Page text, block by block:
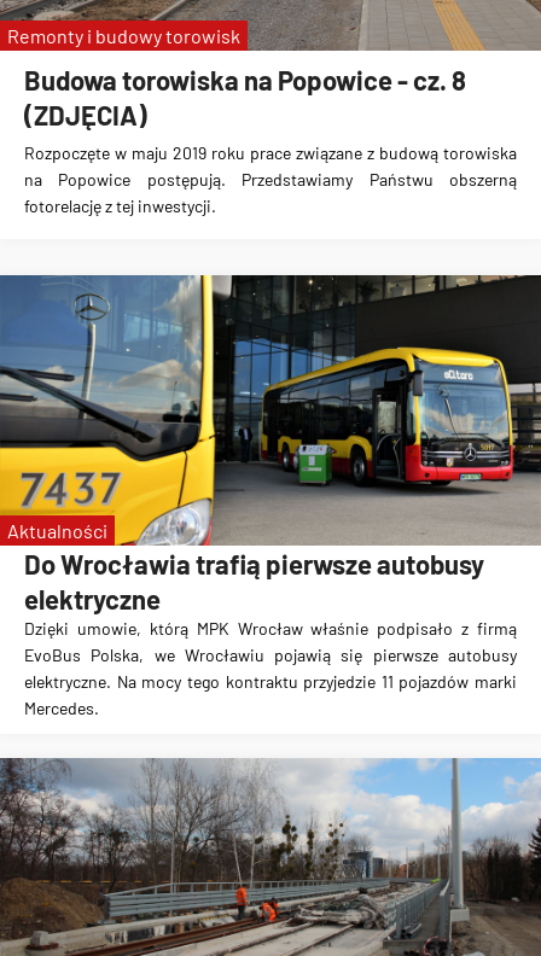
Budowa torowiska na Popowice - cz. 8
(ZDJĘCIA)
Rozpoczęte w maju 2019 roku prace związane z budową torowiska
na Popowice
postępują. Przedstawiamy Państwu obszerną
fotorelację z tej inwestycji.
Remonty i budowy torowisk
Do Wrocławia trafią pierwsze autobusy
elektryczne
Dzięki umowie, którą MPK Wrocław właśnie podpisało z firmą
EvoBus Polska, we Wrocławiu pojawią się pierwsze autobusy
elektryczne. Na mocy tego kontraktu przyjedzie 11 pojazdów marki
Mercedes.
Aktualności